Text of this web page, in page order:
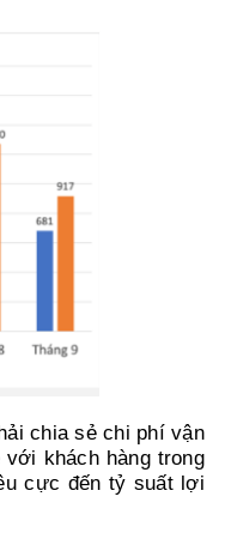
chia sẻ chi phí vận
khách hàng trong
cực đến tỷ suất lợi